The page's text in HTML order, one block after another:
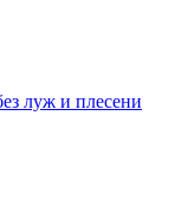
луж и плесени